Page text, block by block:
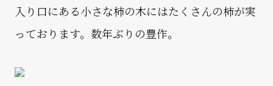
入り口にある小さな柿の木にはたくさんの柿が実
っております。数年ぶりの豊作。